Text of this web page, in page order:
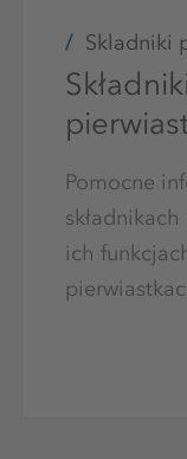
Skladniki
Pomocne
ich